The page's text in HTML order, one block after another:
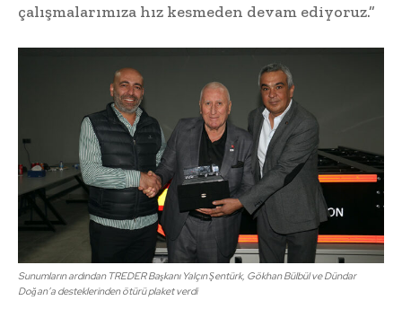
çalışmalarımıza hız kesmeden devam ediyoruz.”
Sunumların ardından TREDER Başkanı Yalçın Şentürk, Gökhan Bülbül ve Dündar
Doğan’a desteklerinden ötürü plaket verdi